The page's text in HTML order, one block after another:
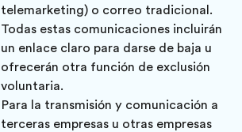
telemarketing) o correo tradicional.
Todas estas comunicaciones incluirán
un enlace claro para darse de baja u
ofrecerán otra función de exclusión
voluntaria.
Para la transmisión y comunicación a
terceras empresas u otras empresas